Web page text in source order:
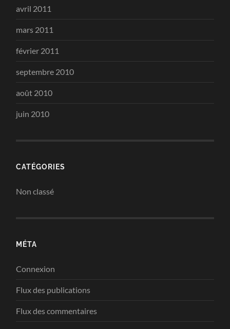
avril 2011
mars 2011
février 2011
septembre 2010
août 2010
juin 2010
CATÉGORIES
Non classé
MÉTA
Connexion
Flux des publications
Flux des commentaires